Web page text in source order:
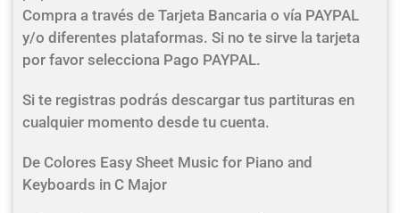
Compra a través de Tarjeta Bancaria o vía PAYPAL
y/o diferentes plataformas. Si no te sirve la tarjeta
por favor selecciona Pago PAYPAL.
Si te registras podrás descargar tus partituras en
cualquier momento desde tu cuenta.
De Colores Easy Sheet Music for Piano and
Keyboards in C Major